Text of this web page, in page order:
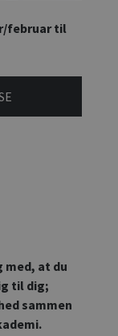
februar til
med, at du
til dig;
sammen